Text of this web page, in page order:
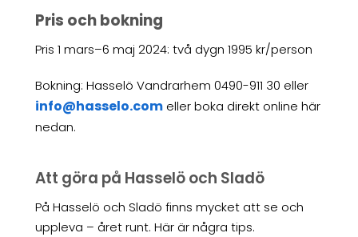
Pris och bokning
Pris 1 mars–6 maj 2024: två dygn 1995 kr/person
Bokning: Hasselö Vandrarhem 0490-911 30 eller
info@hasselo.com eller boka direkt online här
nedan.
Att göra på Hasselö och Sladö
På Hasselö och Sladö finns mycket att se och
uppleva – året runt. Här är några tips.